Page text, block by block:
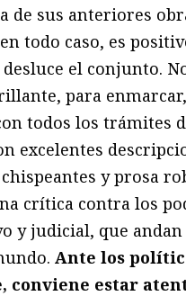
de sus anteriores
todo caso, es
el conjunto.
para
todos los trámites
excelentes
y prosa
crítica contra los
y judicial, que andan
Ante los
conviene estar